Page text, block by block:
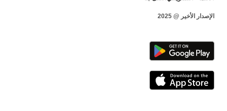
الإصدار الأخير @ 2025